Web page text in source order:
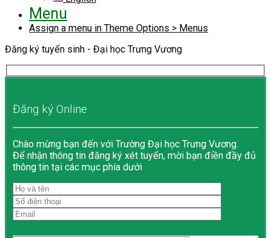
Menu
Assign a menu in Theme Options > Menus
Đăng ký tuyển sinh - Đại học Trưng Vương
Đăng ký Online
Chào mừng bạn đến với Trường Đại học Trưng Vương.
Để nhận thông tin đăng ký xét tuyển, mời bạn điền đầy đủ
thông tin tại các mục phía dưới